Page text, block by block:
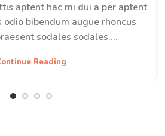
aptent hac mi dui a per aptent
odio bibendum augue rhoncus
sodales sodales....
Reading